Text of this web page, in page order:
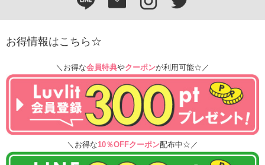
お得情報はこちら☆
＼お得な会員特典やクーポンが利用可能☆／
＼お得な10％OFFクーポン配布中☆／